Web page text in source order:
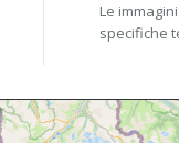
Le
specifiche